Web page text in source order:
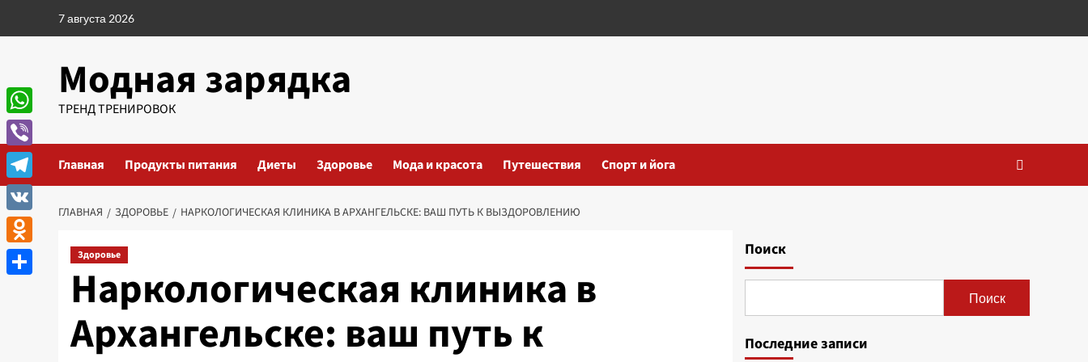
7 августа 2026
Модная зарядка
ТРЕНД ТРЕНИРОВОК
Главная Продукты питания Диеты Здоровье Мода и красота Путешествия Спорт и йога
ГЛАВНАЯ ЗДОРОВЬЕ НАРКОЛОГИЧЕСКАЯ КЛИНИКА В АРХАНГЕЛЬСКЕ: ВАШ ПУТЬ К ВЫЗДОРОВЛЕНИЮ
Здоровье
Наркологическая клиника в
Архангельске: ваш путь к
Поиск
Поиск
Последние записи
WhatsApp
Viber
Telegram
VK
Odnoklassniki